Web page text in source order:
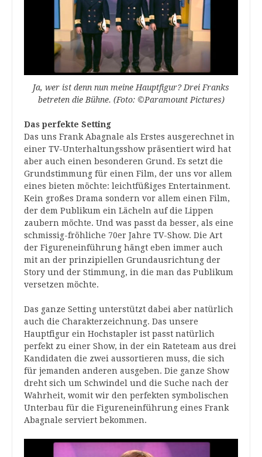
Ja, wer ist denn nun meine Hauptfigur? Drei Franks
betreten die Bühne. (Foto: ©Paramount Pictures)
Das perfekte Setting
Das uns Frank Abagnale als Erstes ausgerechnet in
einer TV-Unterhaltungsshow präsentiert wird hat
aber auch einen besonderen Grund. Es setzt die
Grundstimmung für einen Film, der uns vor allem
eines bieten möchte: leichtfüßiges Entertainment.
Kein großes Drama sondern vor allem einen Film,
der dem Publikum ein Lächeln auf die Lippen
zaubern möchte. Und was passt da besser, als eine
schmissig-fröhliche 70er Jahre TV-Show. Die Art
der Figureneinführung hängt eben immer auch
mit an der prinzipiellen Grundausrichtung der
Story und der Stimmung, in die man das Publikum
versetzen möchte.
Das ganze Setting unterstützt dabei aber natürlich
auch die Charakterzeichnung. Das unsere
Hauptfigur ein Hochstapler ist passt natürlich
perfekt zu einer Show, in der ein Rateteam aus drei
Kandidaten die zwei aussortieren muss, die sich
für jemanden anderen ausgeben. Die ganze Show
dreht sich um Schwindel und die Suche nach der
Wahrheit, womit wir den perfekten symbolischen
Unterbau für die Figureneinführung eines Frank
Abagnale serviert bekommen.